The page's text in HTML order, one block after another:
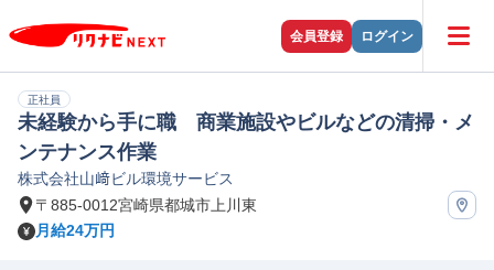
会員登録 ログイン
正社員
未経験から手に職 商業施設やビルなどの清掃・メ
ンテナンス作業
株式会社山﨑ビル環境サービス
〒885-0012宮崎県都城市上川東
月給24万円